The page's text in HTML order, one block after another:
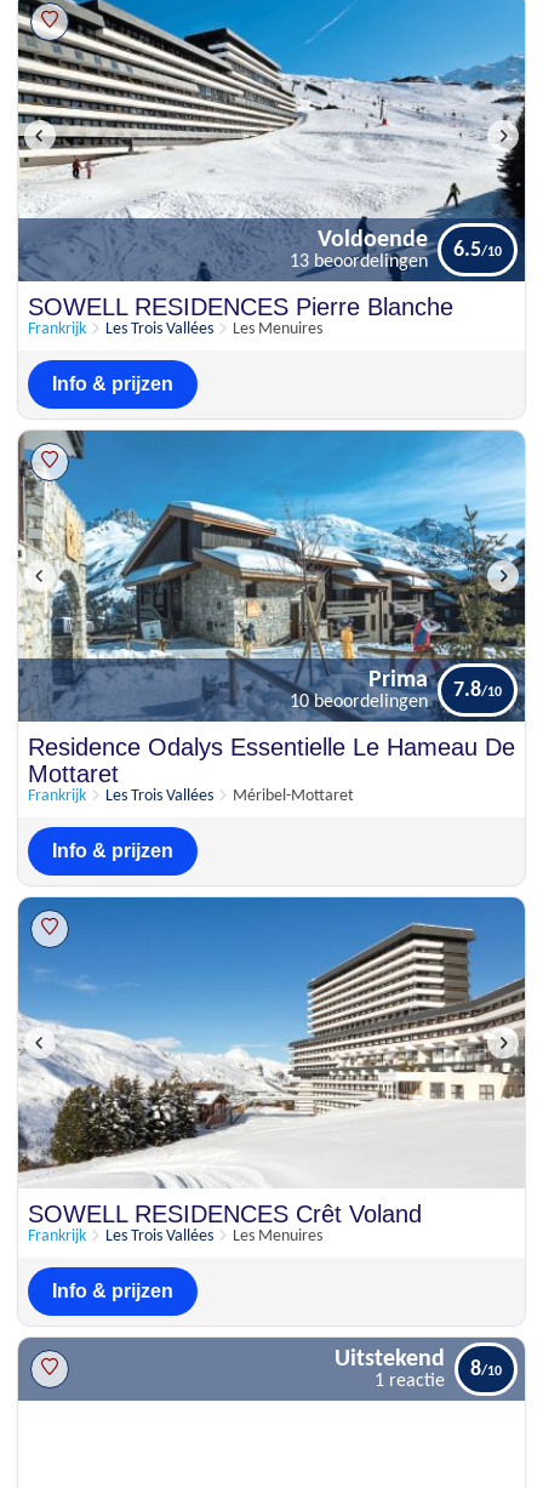
Voldoende
13 beoordelingen
SOWELL RESIDENCES Pierre Blanche
Frankrijk Les Trois Vallées Les Menuires
Voldoende
13 beoordelingen
6.5
Info & prijzen
Prima 7.8
Residence Odalys Essentielle Le Hameau De
Mottaret
Frankrijk Les Trois Vallées Méribel-Mottaret
Prima
10 beoordelingen
7.8
Info & prijzen
SOWELL RESIDENCES Crêt Voland
Frankrijk Les Trois Vallées Les Menuires
Info & prijzen
Uitstekend
1 reactie
8